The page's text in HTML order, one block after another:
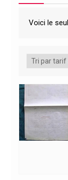
Voici le